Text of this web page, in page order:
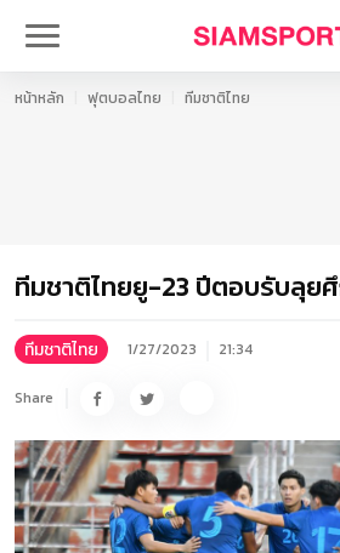
หน้าหลัก ฟุตบอลไทย ทีมชาติไทย
ทีมชาติไทยยู-23 ปีตอบรับลุย
ทีมชาติไทย 1/27/2023 21:34
Share